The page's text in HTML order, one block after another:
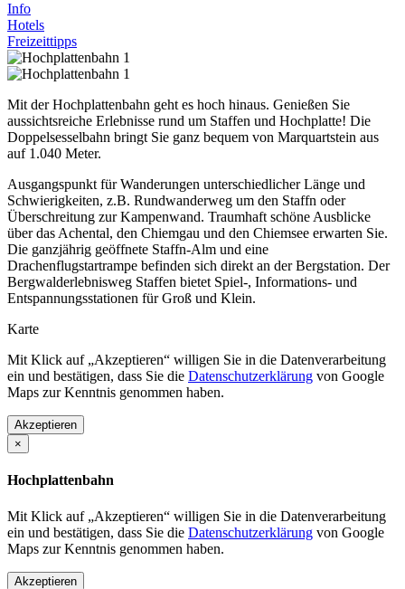
Info
Hotels
Freizeittipps
Mit der Hochplattenbahn geht es hoch hinaus. Genießen Sie
aussichtsreiche Erlebnisse rund um Staffen und Hochplatte! Die
Doppelsesselbahn bringt Sie ganz bequem von Marquartstein aus
auf 1.040 Meter.
Ausgangspunkt für Wanderungen unterschiedlicher Länge und
Schwierigkeiten, z.B. Rundwanderweg um den Staffn oder
Überschreitung zur Kampenwand. Traumhaft schöne Ausblicke
über das Achental, den Chiemgau und den Chiemsee erwarten Sie.
Die ganzjährig geöffnete Staffn-Alm und eine
Drachenflugstartrampe befinden sich direkt an der Bergstation. Der
Bergwalderlebnisweg Staffen bietet Spiel-, Informations- und
Entspannungsstationen für Groß und Klein.
Karte
Mit Klick auf „Akzeptieren“ willigen Sie in die Datenverarbeitung
ein und bestätigen, dass Sie die Datenschutzerklärung von Google
Maps zur Kenntnis genommen haben.
Akzeptieren
×
Hochplattenbahn
Mit Klick auf „Akzeptieren“ willigen Sie in die Datenverarbeitung
ein und bestätigen, dass Sie die Datenschutzerklärung von Google
Maps zur Kenntnis genommen haben.
Akzeptieren